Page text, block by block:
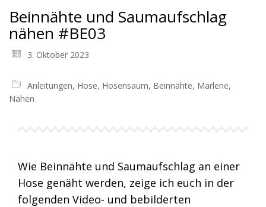
Beinnähte und Saumaufschlag
nähen #BE03
3. Oktober 2023
Anleitungen, Hose, Hosensaum, Beinnähte, Marlene,
Nähen
Wie Beinnähte und Saumaufschlag an einer
Hose genäht werden, zeige ich euch in der
folgenden Video- und bebilderten